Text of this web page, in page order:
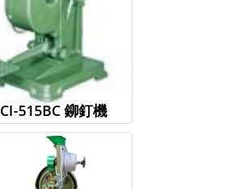
CI-515BC 鉚釘機